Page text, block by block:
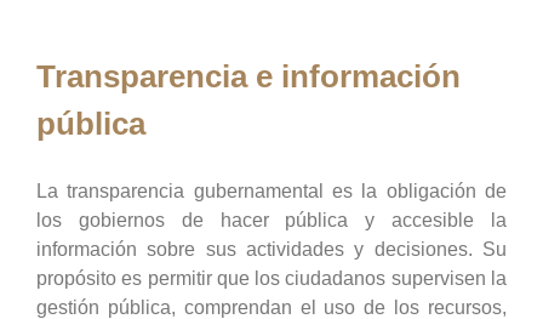
Transparencia e información
pública
La transparencia gubernamental es la obligación de
los gobiernos de hacer pública y accesible la
información sobre sus actividades y decisiones. Su
propósito es permitir que los ciudadanos supervisen la
gestión pública, comprendan el uso de los recursos,